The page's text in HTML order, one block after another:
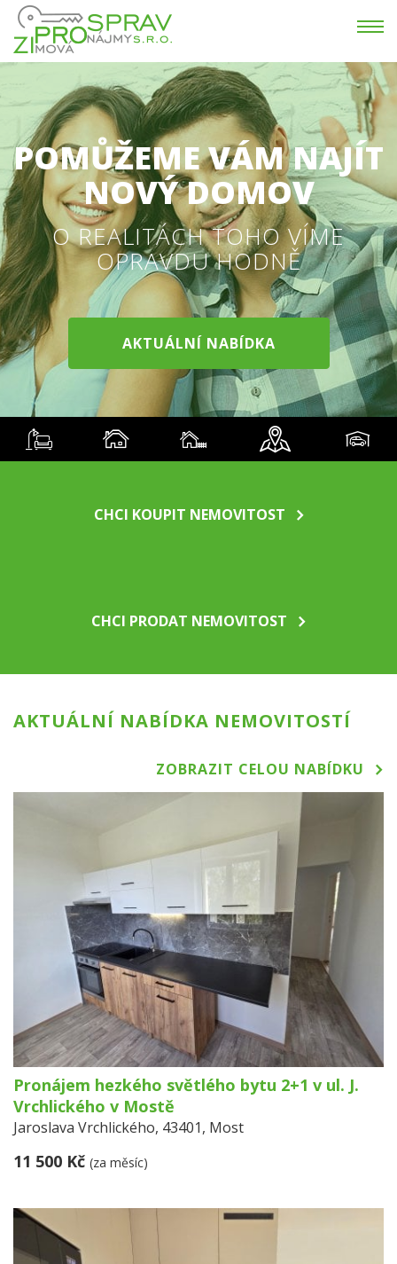
POMŮŽEME VÁM NAJÍT
NOVÝ DOMOV
O REALITÁCH TOHO VÍME
OPRAVDU HODNĚ
AKTUÁLNÍ NABÍDKA
CHCI KOUPIT NEMOVITOST
CHCI PRODAT NEMOVITOST
AKTUÁLNÍ NABÍDKA NEMOVITOSTÍ
ZOBRAZIT CELOU NABÍDKU
Pronájem hezkého světlého bytu 2+1 v ul. J.
Vrchlického v Mostě
Jaroslava Vrchlického, 43401, Most
11 500 Kč (za měsíc)